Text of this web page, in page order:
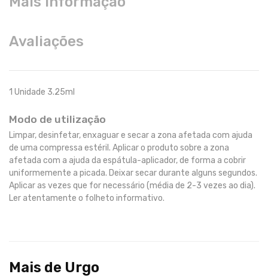
Avaliações
1 Unidade 3.25ml
Modo de utilização
Limpar, desinfetar, enxaguar e secar a zona afetada com ajuda
de uma compressa estéril. Aplicar o produto sobre a zona
afetada com a ajuda da espátula-aplicador, de forma a cobrir
uniformemente a picada. Deixar secar durante alguns segundos.
Aplicar as vezes que for necessário (média de 2-3 vezes ao dia).
Ler atentamente o folheto informativo.
Mais de Urgo